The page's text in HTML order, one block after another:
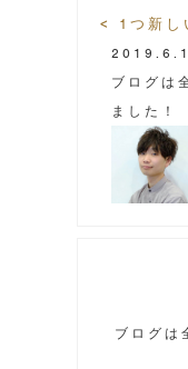
< 1つ新し
ブログは
ました！
ブログは